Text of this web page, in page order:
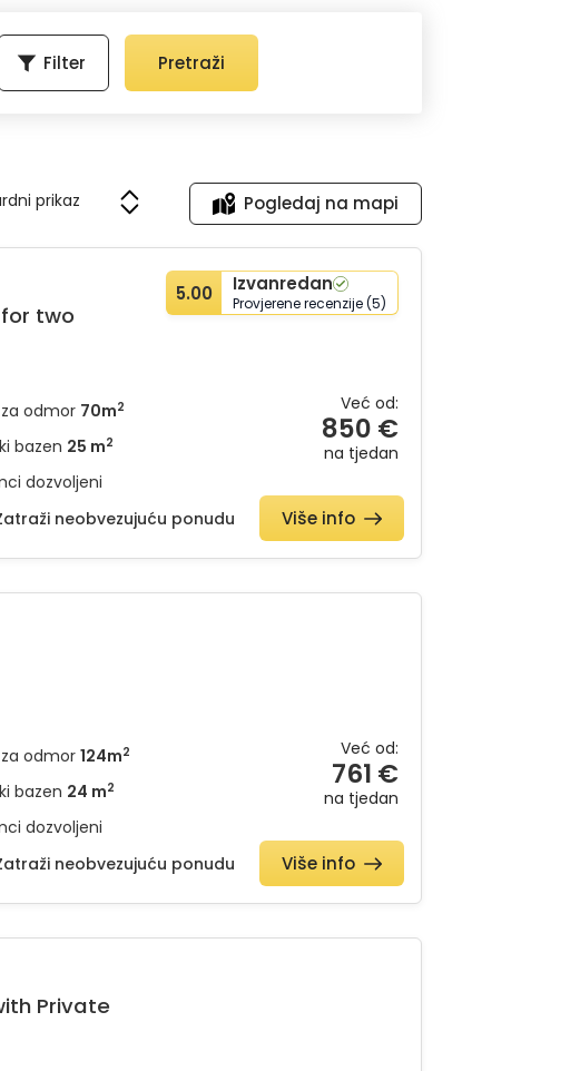
Filter Pretraži
Pogledaj na mapi
two
5.00 Izvanredan
Provjerene recenzije (5)
Već od:
850 €
na tjedan
bazen 25 m2
odmor 70m2
dozvoljeni
neobvezujuću ponudu
Više info
Već od:
761 €
na tjedan
bazen 24 m2
odmor 124m2
dozvoljeni
neobvezujuću ponudu
Više info
Private